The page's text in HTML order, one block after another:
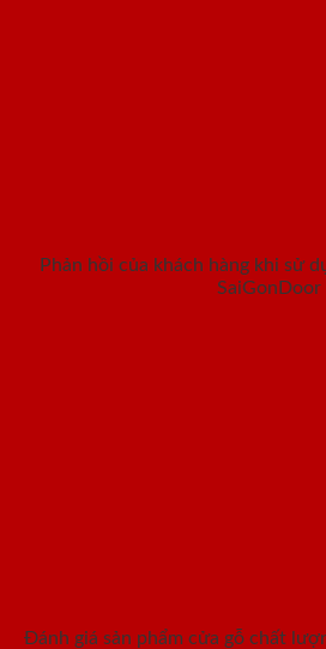
Phản hồi của khách hàng khi sử
SaiGonDoor
Đánh giá sản phẩm cửa gỗ chất